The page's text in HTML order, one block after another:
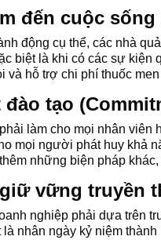
đến cuộc
động cụ thể, các nhà
biệt là khi có các sự
và hỗ trợ chi phí thuốc
đào tạo
làm cho mọi nhân viên
mọi người phát huy khả
những biện pháp
vững truyền
nghiệp phải dựa trên
là nhân ngày kỷ niệm